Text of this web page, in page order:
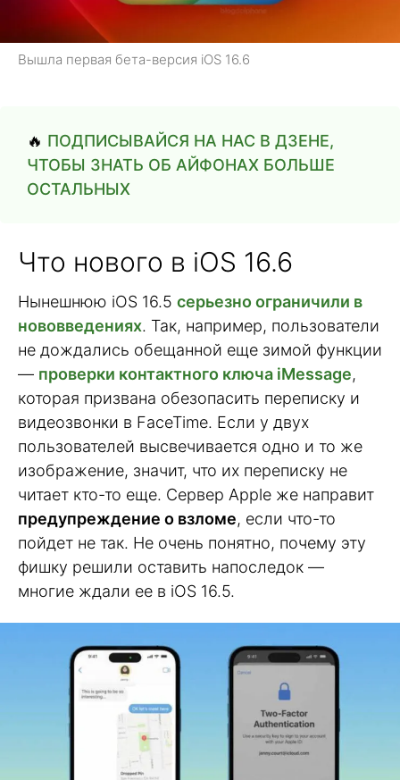
Вышла первая бета-версия iOS 16.6
🔥 ПОДПИСЫВАЙСЯ НА НАС В ДЗЕНЕ,
ЧТОБЫ ЗНАТЬ ОБ АЙФОНАХ БОЛЬШЕ
ОСТАЛЬНЫХ
Что нового в iOS 16.6
Нынешнюю iOS 16.5 серьезно ограничили в
нововведениях. Так, например, пользователи
не дождались обещанной еще зимой функции
— проверки контактного ключа iMessage,
которая призвана обезопасить переписку и
видеозвонки в FaceTime. Если у двух
пользователей высвечивается одно и то же
изображение, значит, что их переписку не
читает кто-то еще. Сервер Apple же направит
предупреждение о взломе, если что-то
пойдет не так. Не очень понятно, почему эту
фишку решили оставить напоследок —
многие ждали ее в iOS 16.5.